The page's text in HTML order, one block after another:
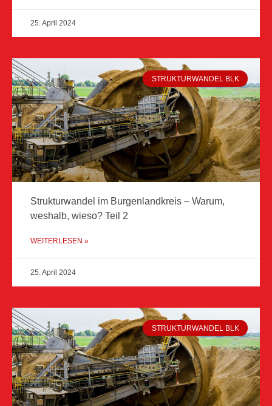
25. April 2024
STRUKTURWANDEL BLK
Strukturwandel im Burgenlandkreis – Warum,
weshalb, wieso? Teil 2
WEITERLESEN »
25. April 2024
STRUKTURWANDEL BLK